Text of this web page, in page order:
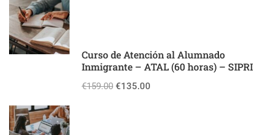
Curso de Atención al Alumnado
Inmigrante – ATAL (60 horas) – SIPRI
€159.00 €135.00